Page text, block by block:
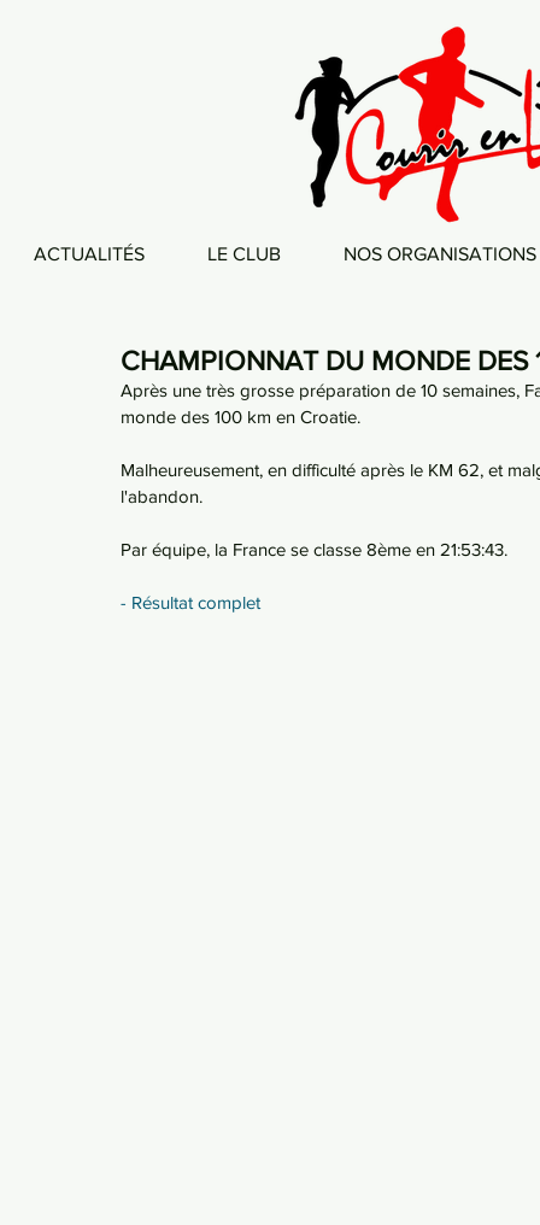
ACTUALITÉS LE CLUB NOS ORGANISATIONS
CHAMPIONNAT DU MONDE DES
Après une très grosse préparation de 10 semaines,
monde des 100 km en Croatie.
Malheureusement, en difficulté après le KM 62, et
l'abandon.
Par équipe, la France se classe 8ème en 21:53:43.
- Résultat complet